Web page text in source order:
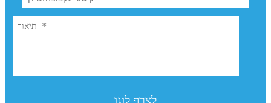
לצרף לוגו